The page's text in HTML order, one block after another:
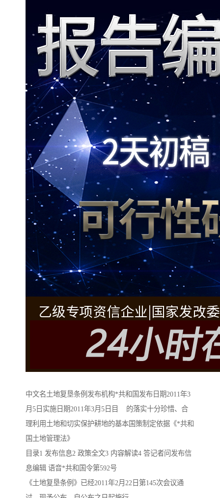
中文名土地复垦条例发布机构*共和国发布日期2011年3
月5日实施日期2011年3月5日目 的落实十分珍惜、合
理利用土地和切实保护耕地的基本国策制定依据《*共和
国土地管理法》
目录1 发布信息2 政策全文3 内容解读4 答记者问发布信
息编辑 语音*共和国令第592号
《土地复垦条例》已经2011年2月22日第145次会议通